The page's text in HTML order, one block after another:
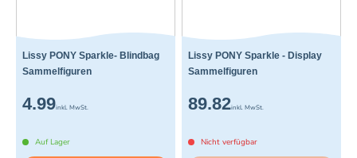
Lissy PONY Sparkle- Blindbag
Sammelfiguren
4.99inkl. MwSt.
Auf Lager
Lissy PONY Sparkle - Display
Sammelfiguren
89.82inkl. MwSt.
Nicht verfügbar